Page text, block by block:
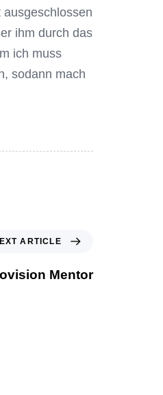
ihm durch das
ich muss
sodann mach
ARTICLE
Mentor